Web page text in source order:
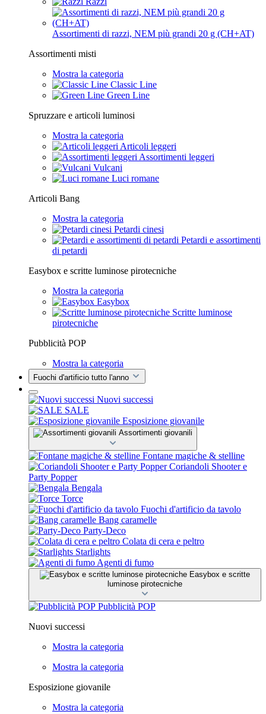
Assortimenti di razzi, NEM più grandi 20 g (CH+AT)
Assortimenti misti
Mostra la categoria
Classic Line
Green Line
Spruzzare e articoli luminosi
Mostra la categoria
Articoli leggeri
Assortimenti leggeri
Vulcani
Luci romane
Articoli Bang
Mostra la categoria
Petardi cinesi
Petardi e assortimenti
di petardi
Easybox e scritte luminose pirotecniche
Mostra la categoria
Easybox
Scritte luminose
pirotecniche
Pubblicità POP
Mostra la categoria
Fuochi d'artificio tutto l'anno
Nuovi successi
SALE
Esposizione giovanile
Assortimenti giovanili
Fontane magiche & stelline
Coriandoli Shooter e
Party Popper
Bengala
Torce
Fuochi d'artificio da tavolo
Bang caramelle
Party-Deco
Colata di cera e peltro
Starlights
Agenti di fumo
Easybox e scritte
luminose pirotecniche
Pubblicità POP
Nuovi successi
Mostra la categoria
Mostra la categoria
Esposizione giovanile
Mostra la categoria